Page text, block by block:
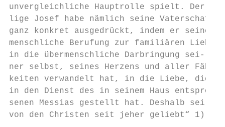
unvergleichliche Hauptrolle spielt. Der
lige Josef habe nämlich seine Vaterschaft
ganz konkret ausgedrückt, indem er
menschliche Berufung zur familiären Liebe
in die übermenschliche Darbringung sei-
ner selbst, seines Herzens und aller Fähig-
keiten verwandelt hat, in die Liebe, die
in den Dienst des in seinem Haus
senen Messias gestellt hat. Deshalb sei er
von den Christen seit jeher geliebt“ 1)